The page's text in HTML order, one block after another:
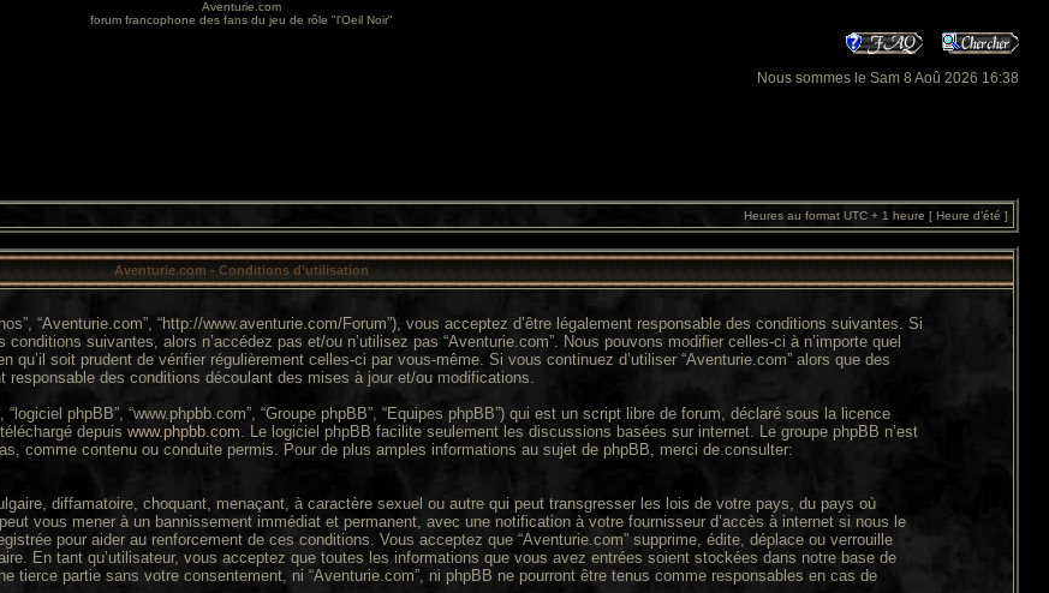
Aventurie.com
forum francophone des fans du jeu de rôle "l'Oeil Noir"
Nous sommes le Sam 8 Aoû 2026 16:38
Heures au format UTC + 1 heure [ Heure d’été ]
Aventurie.com - Conditions d’utilisation
“Aventurie.com”, “http://www.aventurie.com/Forum”), vous acceptez d’être légalement responsable des conditions suivantes. Si
suivantes, alors n’accédez pas et/ou n’utilisez pas “Aventurie.com”. Nous pouvons modifier celles-ci à n’importe quel
soit prudent de vérifier régulièrement celles-ci par vous-même. Si vous continuez d’utiliser “Aventurie.com” alors que des
des conditions découlant des mises à jour et/ou modifications.
“logiciel phpBB”, “www.phpbb.com”, “Groupe phpBB”, “Equipes phpBB”) qui est un script libre de forum, déclaré sous la licence
depuis www.phpbb.com. Le logiciel phpBB facilite seulement les discussions basées sur internet. Le groupe phpBB n’est
comme contenu ou conduite permis. Pour de plus amples informations au sujet de phpBB, merci de consulter:
diffamatoire, choquant, menaçant, à caractère sexuel ou autre qui peut transgresser les lois de votre pays, du pays où
vous mener à un bannissement immédiat et permanent, avec une notification à votre fournisseur d’accès à internet si nous le
pour aider au renforcement de ces conditions. Vous acceptez que “Aventurie.com” supprime, édite, déplace ou verrouille
En tant qu’utilisateur, vous acceptez que toutes les informations que vous avez entrées soient stockées dans notre base de
tierce partie sans votre consentement, ni “Aventurie.com”, ni phpBB ne pourront être tenus comme responsables en cas de